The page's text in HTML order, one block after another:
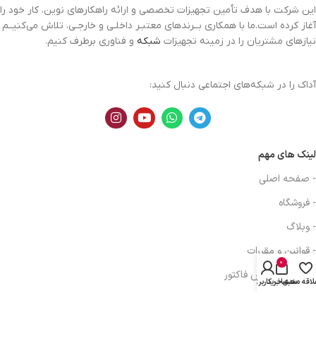
این شرکت با هدف تأمین تجهیزات تخصصی و ارائه راهکارهای نوین، کار خود را
آغاز کرده است.ما با همکاری بــرندهای معتبـر داخلـی و خارجـی، تلاش می‌کنیــم
نیازهای مشتریان را در زمینه تجهیزات شبکه و فناوری برطرف کنیم.
آداک را در شبکه‌های اجتماعی دنبال کنید:
لینک های مهم
- صفحه اصلی
- فروشگاه
- وبلاگ
- قوانین و مقررات
-درخواست پیش فاکتور
مندی
0
سبد خرید
حساب کاربری من